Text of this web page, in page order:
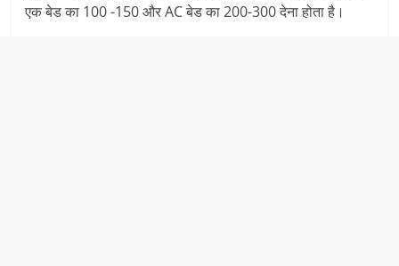
एक बेड का 100 -150 और AC बेड का 200-300 देना होता है।